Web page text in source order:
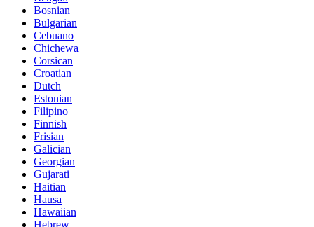
Bosnian
Bulgarian
Cebuano
Chichewa
Corsican
Croatian
Dutch
Estonian
Filipino
Finnish
Frisian
Galician
Georgian
Gujarati
Haitian
Hausa
Hawaiian